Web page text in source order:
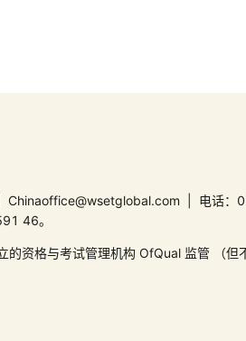
| Chinaoffice@wsetglobal.com | 电话
46。
资格与考试管理机构 OfQual 监管 （但